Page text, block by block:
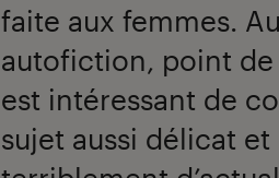
faite aux femmes.
autofiction, point
est intéressant de
sujet aussi délicat